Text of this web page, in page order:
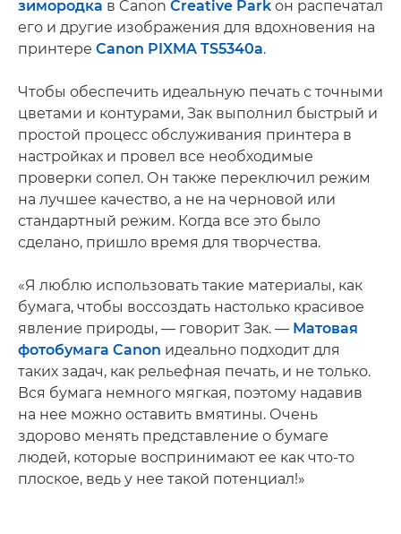
зимородка в Canon Creative Park он распечатал
его и другие изображения для вдохновения на
принтере Canon PIXMA TS5340a.
Чтобы обеспечить идеальную печать с точными
цветами и контурами, Зак выполнил быстрый и
простой процесс обслуживания принтера в
настройках и провел все необходимые
проверки сопел. Он также переключил режим
на лучшее качество, а не на черновой или
стандартный режим. Когда все это было
сделано, пришло время для творчества.
«Я люблю использовать такие материалы, как
бумага, чтобы воссоздать настолько красивое
явление природы, — говорит Зак. — Матовая
фотобумага Canon идеально подходит для
таких задач, как рельефная печать, и не только.
Вся бумага немного мягкая, поэтому надавив
на нее можно оставить вмятины. Очень
здорово менять представление о бумаге
людей, которые воспринимают ее как что-то
плоское, ведь у нее такой потенциал!»